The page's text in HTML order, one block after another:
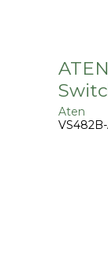
Aten
VS482B-